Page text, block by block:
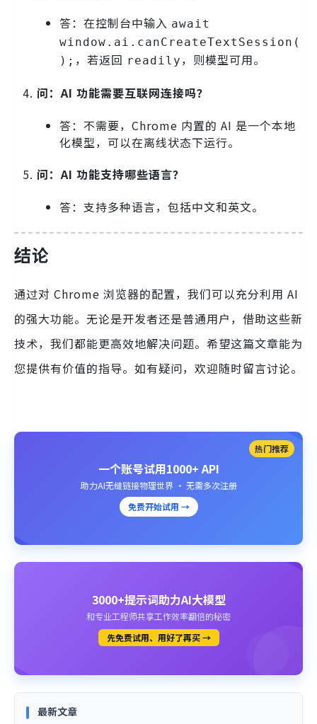
答：在控制台中输入 await
window.ai.canCreateTextSession(
); ，若返回 readily ，则模型可用。
问：AI 功能需要互联网连接吗？
答：不需要，Chrome 内置的 AI 是一个本地
化模型，可以在离线状态下运行。
问：AI 功能支持哪些语言？
答：支持多种语言，包括中文和英文。
结论
通过对 Chrome 浏览器的配置，我们可以充分利用 AI
的强大功能。无论是开发者还是普通用户，借助这些新
技术，我们都能更高效地解决问题。希望这篇文章能为
您提供有价值的指导。如有疑问，欢迎随时留言讨论。
热门推荐
一个账号试用1000+ API
助力AI无缝链接物理世界 · 无需多次注册
免费开始试用 →
3000+提示词助力AI大模型
和专业工程师共享工作效率翻倍的秘密
先免费试用、用好了再买 →
最新文章